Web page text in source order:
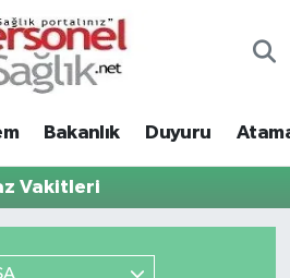
Bakanlık Duyuru
Vakitleri